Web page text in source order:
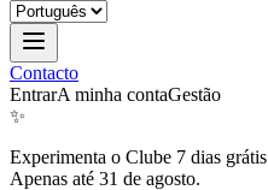
Contacto
EntrarA minha contaGestão
✨
Experimenta o Clube 7 dias grátis
Apenas até 31 de agosto.